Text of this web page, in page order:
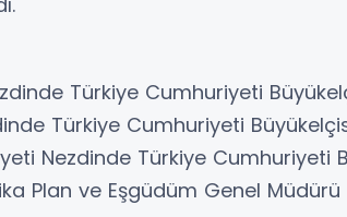
Türkiye Cumhuriyeti
Türkiye Cumhuriyeti
Nezdinde Türkiye Cumhuriyeti
Plan ve Eşgüdüm Genel